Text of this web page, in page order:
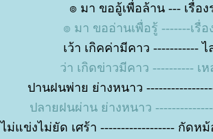
๏ มา ขออู้เพื่อล้าน --- เรื่อง
๏ มา ขออ่านเพื่อรู้ -------เรื่อ
เว้า เกิคค่ามีคาว ----------- ไ
ว่า เกิดข่าวมีคาว ---------- เ
ปานฝนพ่าย ย่างหนาว
ปลายฝนผ่าน ย่างหนาว
ไม่แข่งไม่ยัด เศร้า ------------------ กัด